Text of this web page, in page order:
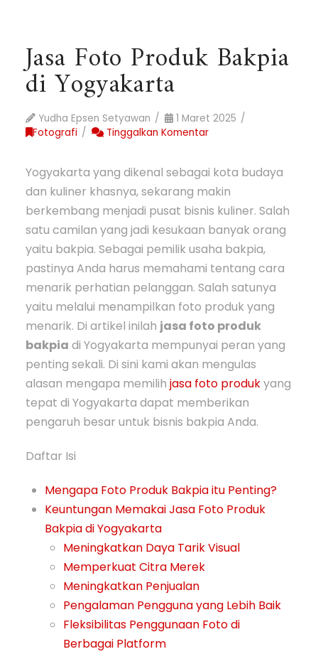
Jasa Foto Produk Bakpia
di Yogyakarta
Yudha Epsen Setyawan
1 Maret 2025
Fotografi
Tinggalkan Komentar
Yogyakarta yang dikenal sebagai kota budaya
dan kuliner khasnya, sekarang makin
berkembang menjadi pusat bisnis kuliner. Salah
satu camilan yang jadi kesukaan banyak orang
yaitu bakpia. Sebagai pemilik usaha bakpia,
pastinya Anda harus memahami tentang cara
menarik perhatian pelanggan. Salah satunya
yaitu melalui menampilkan foto produk yang
menarik. Di artikel inilah jasa foto produk
bakpia di Yogyakarta mempunyai peran yang
penting sekali. Di sini kami akan mengulas
alasan mengapa memilihjasa foto produkyang
tepat di Yogyakarta dapat memberikan
pengaruh besar untuk bisnis bakpia Anda.
Daftar Isi
Mengapa Foto Produk Bakpia itu Penting?
Keuntungan Memakai Jasa Foto Produk
Bakpia di Yogyakarta
Meningkatkan Daya Tarik Visual
Memperkuat Citra Merek
Meningkatkan Penjualan
Pengalaman Pengguna yang Lebih Baik
Fleksibilitas Penggunaan Foto di
Berbagai Platform